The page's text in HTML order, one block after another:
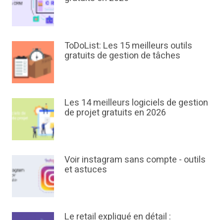
ToDoList: Les 15 meilleurs outils
gratuits de gestion de tâches
Les 14 meilleurs logiciels de gestion
de projet gratuits en 2026
Voir instagram sans compte - outils
et astuces
Le retail expliqué en détail :